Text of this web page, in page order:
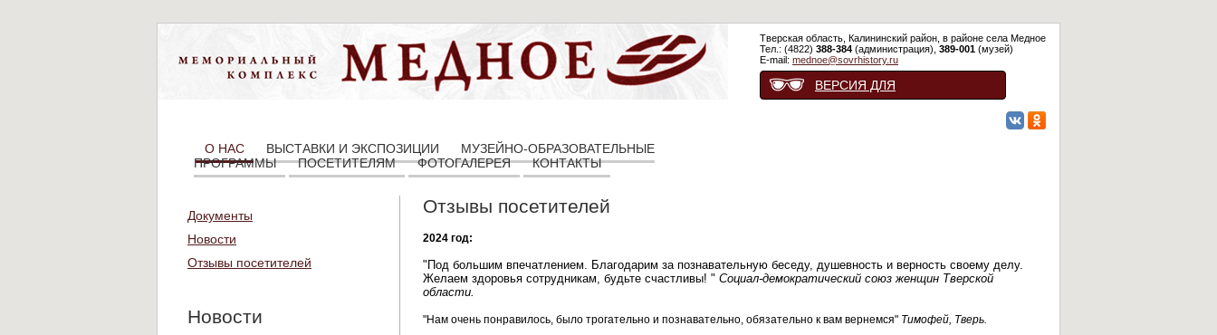
Тверская область, Калининский район, в районе села Медное
Тел.: (4822) 388-384 (администрация), 389-001 (музей)
E-mail: mednoe@sovrhistory.ru
ВЕРСИЯ ДЛЯ
О НАС ВЫСТАВКИ И ЭКСПОЗИЦИИ
МУЗЕЙНО-ОБРАЗОВАТЕЛЬНЫЕ
ПРОГРАММЫ
ПОСЕТИТЕЛЯМ ФОТОГАЛЕРЕЯ КОНТАКТЫ
Документы
Новости
Отзывы посетителей
Новости
Отзывы посетителей
2024 год:
"Под большим впечатлением. Благодарим за познавательную беседу, душевность и верность своему делу.
Желаем здоровья сотрудникам, будьте счастливы! " Социал-демократический союз женщин Тверской
области.
"Нам очень понравилось, было трогательно и познавательно, обязательно к вам вернемся" Тимофей, Тверь.